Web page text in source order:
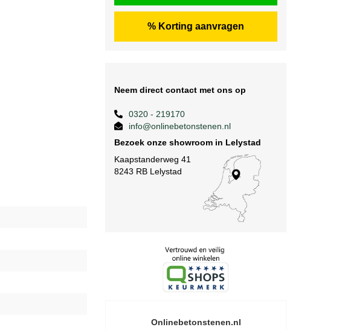
% Korting aanvragen
Neem direct contact met ons op
0320 - 219170
info@onlinebetonstenen.nl
Bezoek onze showroom in Lelystad
Kaapstanderweg 41
8243 RB Lelystad
Onlinebetonstenen.nl